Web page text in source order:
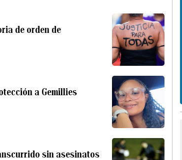
de orden de
a Gemillies
sin asesinatos